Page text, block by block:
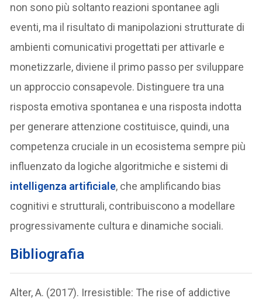
non sono più soltanto reazioni spontanee agli
eventi, ma il risultato di manipolazioni strutturate di
ambienti comunicativi progettati per attivarle e
monetizzarle, diviene il primo passo per sviluppare
un approccio consapevole. Distinguere tra una
risposta emotiva spontanea e una risposta indotta
per generare attenzione costituisce, quindi, una
competenza cruciale in un ecosistema sempre più
influenzato da logiche algoritmiche e sistemi di
intelligenza artificiale, che amplificando bias
cognitivi e strutturali, contribuiscono a modellare
progressivamente cultura e dinamiche sociali.
Bibliografia
Alter, A. (2017). Irresistible: The rise of addictive